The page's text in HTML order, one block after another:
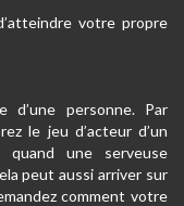
votre propre
d’une personne. Par
le jeu d’acteur d’un
quand une serveuse
peut aussi arriver sur
comment votre